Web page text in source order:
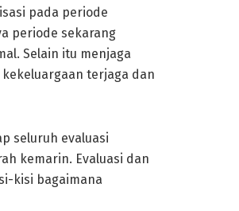
pada periode
periode sekarang
Selain itu menjaga
terjaga dan
seluruh evaluasi
kemarin. Evaluasi dan
kisi bagaimana